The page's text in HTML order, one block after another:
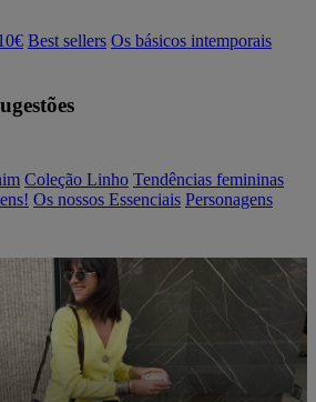
Best sellers Os básicos intemporais
Coleção Linho Tendências femininas
Os nossos Essenciais Personagens